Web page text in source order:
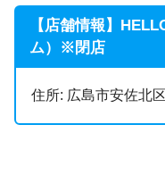
【店舗情報】
ム）※閉店
住所: 広島市安佐北